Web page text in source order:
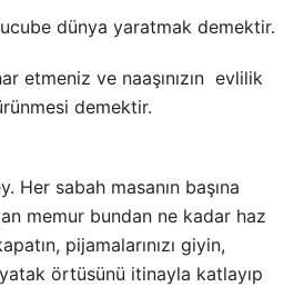
dünya yaratmak demektir.
etmeniz ve naaşınızın evlilik
demektir.
Her sabah masanın başına
memur bundan ne kadar haz
pijamalarınızı giyin,
örtüsünü itinayla katlayıp